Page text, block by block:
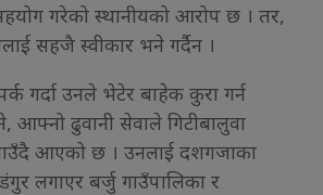
गरेको स्थानीयको आरोप छ । तर,
सहजै स्वीकार भने गर्दैन ।
गर्दा उनले भेटेर बाहेक कुरा गर्न
आफ्नो ढुवानी सेवाले गिटीबालुवा
आएको छ । उनलाई दशगजाका
लगाएर बर्जु गाउँपालिका र